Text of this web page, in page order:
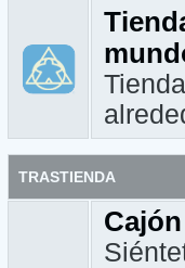
TRASTIENDA